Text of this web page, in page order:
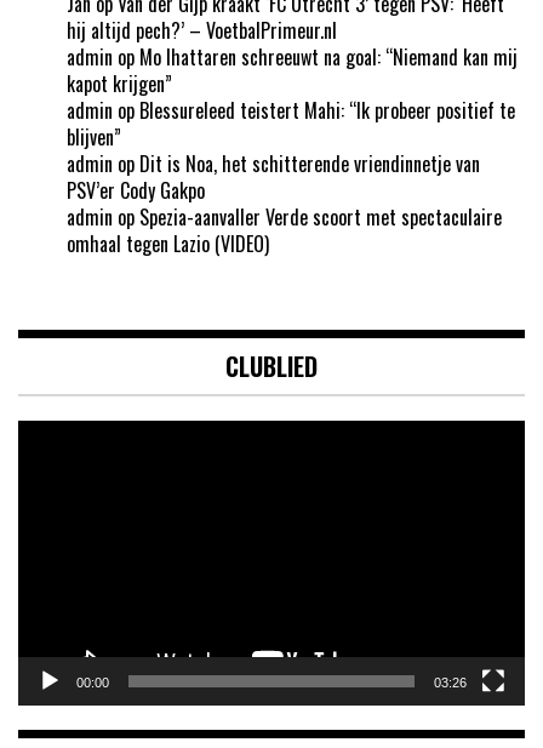
hij altijd pech?’ – VoetbalPrimeur.nl
admin op Mo Ihattaren schreeuwt na goal: “Niemand kan mij
kapot krijgen”
admin op Blessureleed teistert Mahi: “Ik probeer positief te
blijven”
admin op Dit is Noa, het schitterende vriendinnetje van
PSV’er Cody Gakpo
admin op Spezia-aanvaller Verde scoort met spectaculaire
omhaal tegen Lazio (VIDEO)
CLUBLIED
00:00 03:26